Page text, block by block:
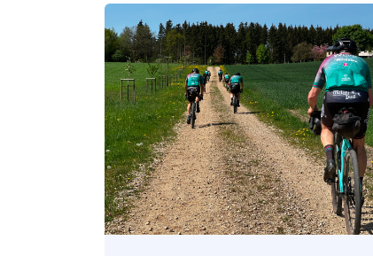
Onderhoud fietsroutes
Historie
Events
The Gravel Pit